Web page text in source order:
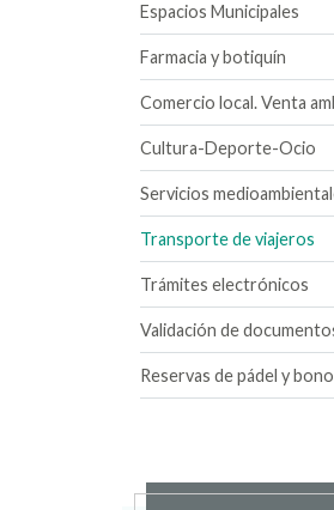
Espacios Municipales
Farmacia y botiquín
Comercio local. Venta
Cultura-Deporte-Ocio
Servicios
Transporte de viajeros
Trámites electrónicos
Validación de
Reservas de pádel y